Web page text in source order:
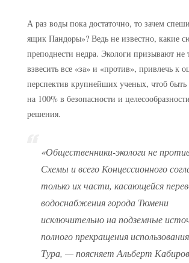
А раз воды пока достаточно, то зачем
ящик Пандоры»? Ведь не известно, какие
преподнести недра. Экологи призывают не
взвесить все «за» и «против», привлечь к
перспектив крупнейших ученых, чтоб
на 100% в безопасности и
решения.
«Общественники-экологи не
Схемы и всего Концессионного
только их части, касающейся
водоснабжения города Тюмени
исключительно на подземные
полного прекращения
Тура, — поясняет Альберт